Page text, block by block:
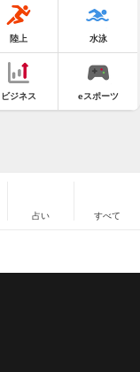
陸上 水泳
ビジネス eスポーツ
占い すべて